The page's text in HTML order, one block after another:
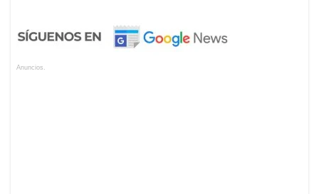
Anuncios.